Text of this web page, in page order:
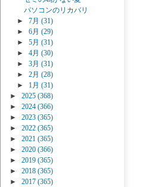
パソコンのリカバリ
►
7月 (31)
►
6月 (29)
►
5月 (31)
►
4月 (30)
►
3月 (31)
►
2月 (28)
►
1月 (31)
►
2025 (368)
►
2024 (366)
►
2023 (365)
►
2022 (365)
►
2021 (365)
►
2020 (366)
►
2019 (365)
►
2018 (365)
►
2017 (365)